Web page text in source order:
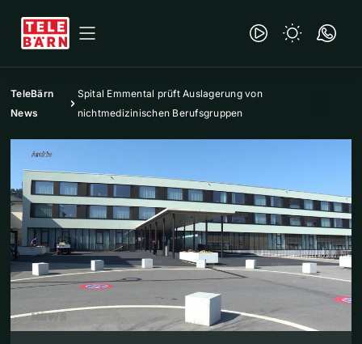
TeleBärn
News
Spital Emmental prüft Auslagerung von
nichtmedizinischen Berufsgruppen